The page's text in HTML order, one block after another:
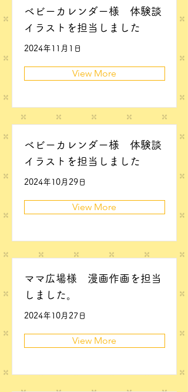
ベビーカレンダー様 体験談
イラストを担当しました
2024年11月1日
View More
ベビーカレンダー様 体験談
イラストを担当しました
2024年10月29日
View More
ママ広場様 漫画作画を担当
しました。
2024年10月27日
View More